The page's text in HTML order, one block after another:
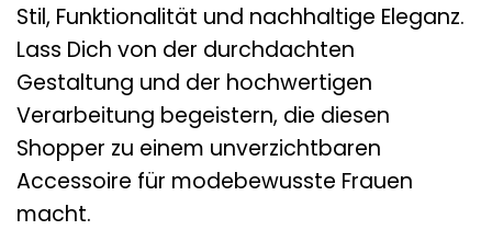
Stil, Funktionalität und nachhaltige Eleganz.
Lass Dich von der durchdachten
Gestaltung und der hochwertigen
Verarbeitung begeistern, die diesen
Shopper zu einem unverzichtbaren
Accessoire für modebewusste Frauen
macht.